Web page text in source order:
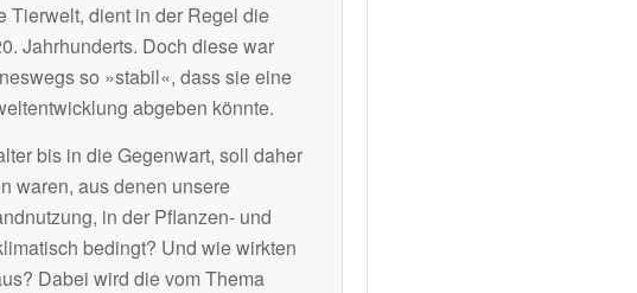
Tierwelt, dient in der Regel die
Jahrhunderts. Doch diese war
so »stabil«, dass sie eine
abgeben könnte.
bis in die Gegenwart, soll daher
waren, aus denen unsere
in der Pflanzen- und
bedingt? Und wie wirkten
Dabei wird die vom Thema